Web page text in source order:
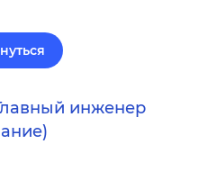
инженер